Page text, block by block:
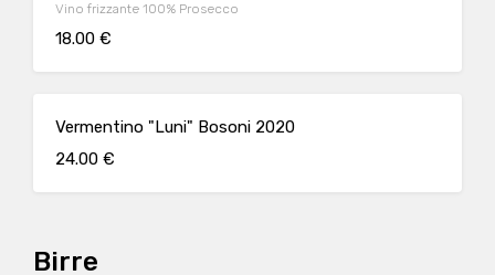
Vino frizzante 100% Prosecco
18.00 €
Vermentino "Luni" Bosoni 2020
24.00 €
Birre